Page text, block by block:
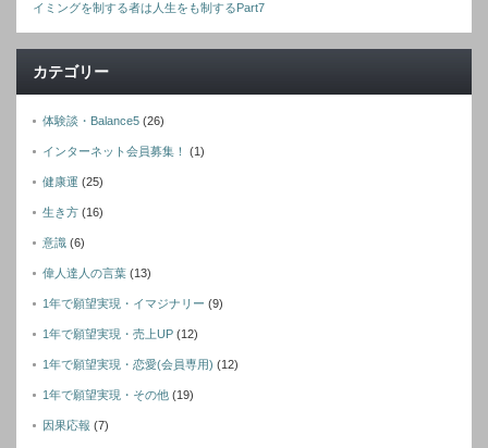
イミングを制する者は人生をも制するPart7
カテゴリー
体験談・Balance5 (26)
インターネット会員募集！ (1)
健康運 (25)
生き方 (16)
意識 (6)
偉人達人の言葉 (13)
1年で願望実現・イマジナリー (9)
1年で願望実現・売上UP (12)
1年で願望実現・恋愛(会員専用) (12)
1年で願望実現・その他 (19)
因果応報 (7)